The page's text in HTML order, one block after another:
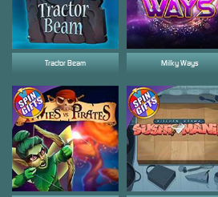
Tractor Beam Milky Ways